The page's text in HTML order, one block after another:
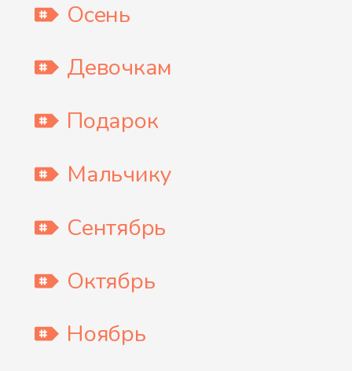
Осень
Девочкам
Подарок
Мальчику
Сентябрь
Октябрь
Ноябрь